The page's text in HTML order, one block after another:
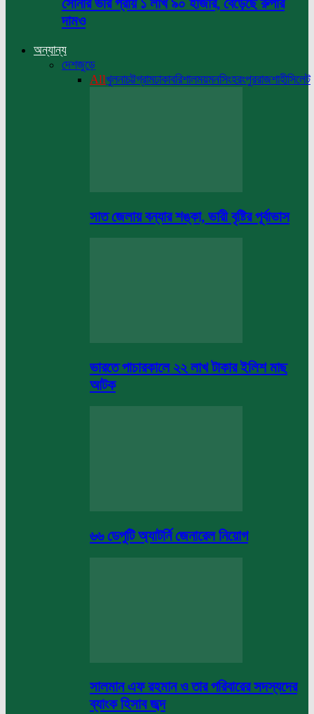
সোনার ভরি প্রায় ১ লাখ ৯০ হাজার, বেড়েছে রুপার
দামও
অন্যান্য
দেশজুড়ে
Allখুলনাচট্টগ্রামঢাকাবরিশালময়মনসিংহরংপুররাজশাহীসিলেট
সাত জেলায় বন্যার শঙ্কা, ভারী বৃষ্টির পূর্বাভাস
ভারতে পাচারকালে ২২ লাখ টাকার ইলিশ মাছ
আটক
৬৬ ডেপুটি অ্যাটর্নি জেনারেল নিয়োগ
সালমান এফ রহমান ও তার পরিবারের সদস্যদের
ব্যাংক হিসাব জব্দ